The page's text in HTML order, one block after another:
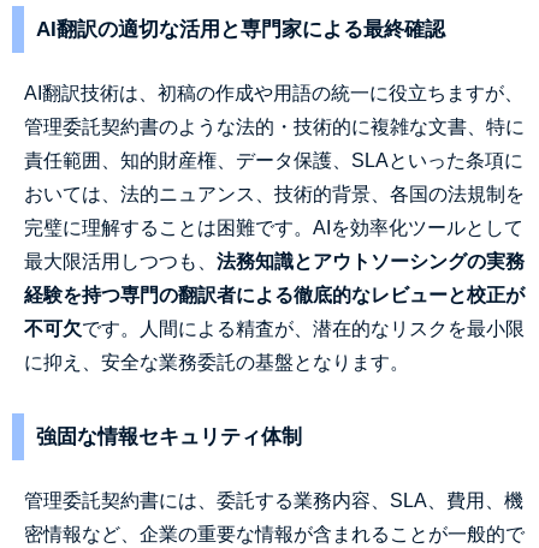
AI翻訳の適切な活用と専門家による最終確認
AI翻訳技術は、初稿の作成や用語の統一に役立ちますが、
管理委託契約書のような法的・技術的に複雑な文書、特に
責任範囲、知的財産権、データ保護、SLAといった条項に
おいては、法的ニュアンス、技術的背景、各国の法規制を
完璧に理解することは困難です。AIを効率化ツールとして
最大限活用しつつも、 法務知識とアウトソーシングの実務
経験を持つ専門の翻訳者による徹底的なレビューと校正が
不可欠です。人間による精査が、潜在的なリスクを最小限
に抑え、安全な業務委託の基盤となります。
強固な情報セキュリティ体制
管理委託契約書には、委託する業務内容、SLA、費用、機
密情報など、企業の重要な情報が含まれることが一般的で